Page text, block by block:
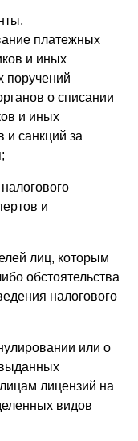
платежных
и иных
поручений
о списании
и иных
и санкций за
и
лиц, которым
обстоятельства
налогового
или о
лицензий на
видов